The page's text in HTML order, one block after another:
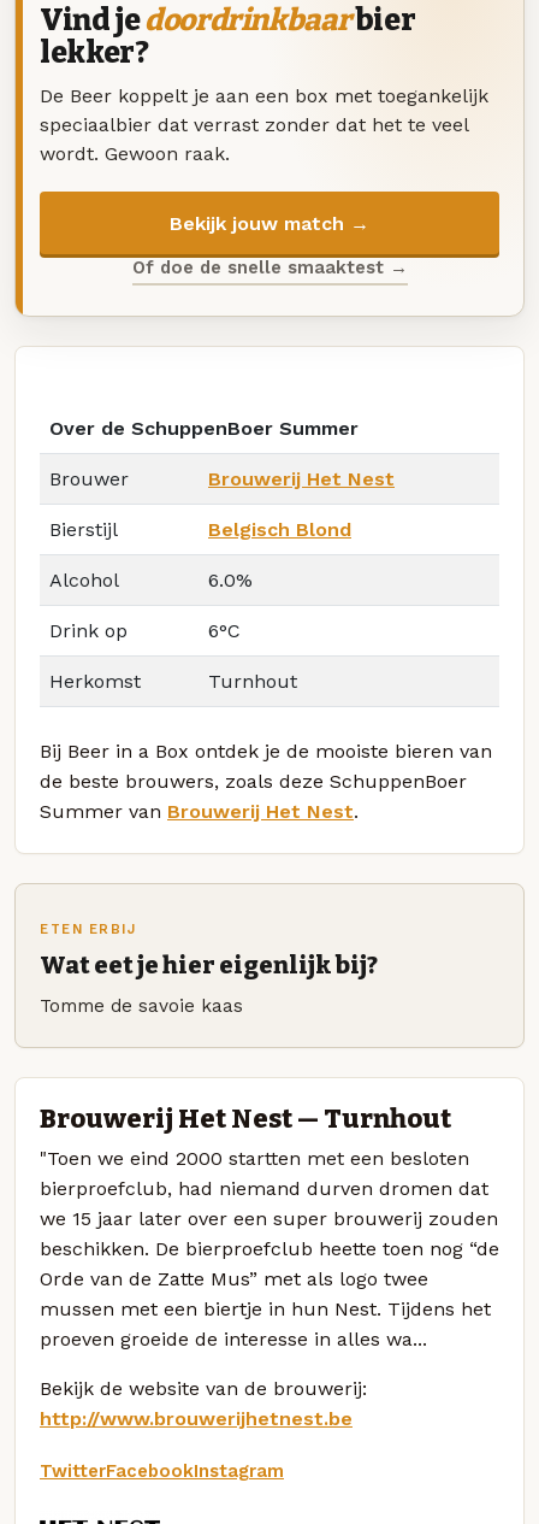
Vind jedoordrinkbaarbier
lekker?
De Beer koppelt je aan een box met toegankelijk
speciaalbier dat verrast zonder dat het te veel
wordt. Gewoon raak.
Bekijk jouw match →
Of doe de snelle smaaktest →
Over de SchuppenBoer Summer
Brouwer Brouwerij Het Nest
Bierstijl Belgisch Blond
Alcohol 6.0%
Drink op 6°C
Herkomst Turnhout
Bij Beer in a Box ontdek je de mooiste bieren van
de beste brouwers, zoals deze SchuppenBoer
Summer van Brouwerij Het Nest.
ETEN ERBIJ
Wat eet je hier eigenlijk bij?
Tomme de savoie kaas
Brouwerij Het Nest — Turnhout
"Toen we eind 2000 startten met een besloten
bierproefclub, had niemand durven dromen dat
we 15 jaar later over een super brouwerij zouden
beschikken. De bierproefclub heette toen nog “de
Orde van de Zatte Mus” met als logo twee
mussen met een biertje in hun Nest. Tijdens het
proeven groeide de interesse in alles wa...
Bekijk de website van de brouwerij:
http://www.brouwerijhetnest.be
TwitterFacebookInstagram